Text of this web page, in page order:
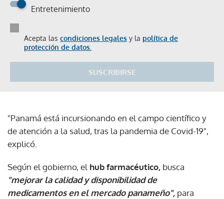
Entretenimiento
Acepta las condiciones legales y la política de
protección de datos.
SUSCRIBIRSE
"Panamá está incursionando en el campo científico y
de atención a la salud, tras la pandemia de Covid-19",
explicó.
Según el gobierno, el hub farmacéutico, busca
"mejorar la calidad y disponibilidad de
medicamentos en el mercado panameño", para